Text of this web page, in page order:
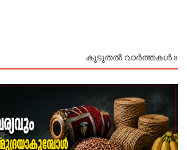
കൂടുതൽ വാർത്തകൾ »